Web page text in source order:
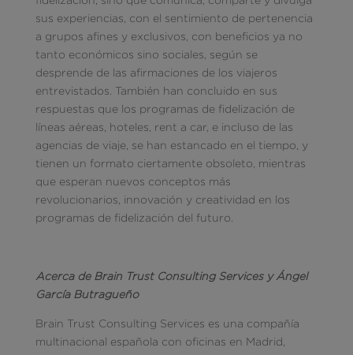
sus experiencias, con el sentimiento de pertenencia
a grupos afines y exclusivos, con beneficios ya no
tanto económicos sino sociales, según se
desprende de las afirmaciones de los viajeros
entrevistados. También han concluido en sus
respuestas que los programas de fidelización de
líneas aéreas, hoteles, rent a car, e incluso de las
agencias de viaje, se han estancado en el tiempo, y
tienen un formato ciertamente obsoleto, mientras
que esperan nuevos conceptos más
revolucionarios, innovación y creatividad en los
programas de fidelización del futuro.
Acerca de Brain Trust Consulting Services y Ángel
García Butragueño
Brain Trust Consulting Services es una compañía
multinacional española con oficinas en Madrid,